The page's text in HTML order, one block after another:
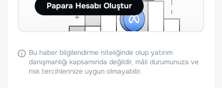
Papara Hesabı Oluştur
Bu haber bilgilendirme niteliğinde olup yatırım
danışmanlığı kapsamında değildir, mâli durumunuza ve
risk tercihlerinize uygun olmayabilir.